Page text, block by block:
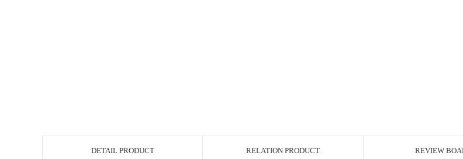
DETAIL PRODUCT RELATION PRODUCT REVIEW